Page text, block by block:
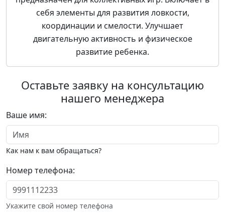
себя элементы для развития ловкости,
координации и смелости. Улучшает
двигательную активность и физическое
развитие ребенка.
Оставьте заявку на консультацию
нашего менеджера
Ваше имя:
Как нам к вам обращаться?
Номер телефона:
Укажите свой номер телефона